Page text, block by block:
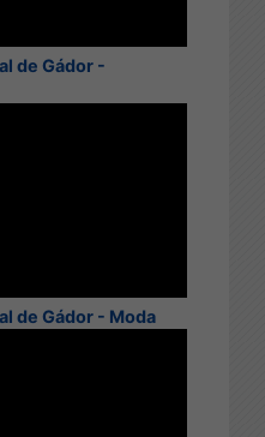
de Gádor -
de Gádor - Moda